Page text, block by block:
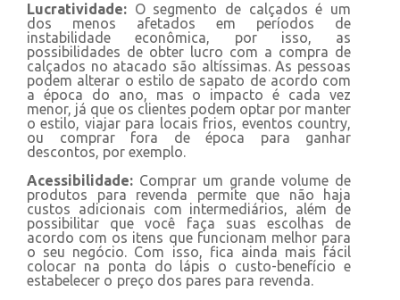
Lucratividade: O segmento de calçados é um
dos menos afetados em períodos de
instabilidade econômica, por isso, as
possibilidades de obter lucro com a compra de
calçados no atacado são altíssimas. As pessoas
podem alterar o estilo de sapato de acordo com
a época do ano, mas o impacto é cada vez
menor, já que os clientes podem optar por manter
o estilo, viajar para locais frios, eventos country,
ou comprar fora de época para ganhar
descontos, por exemplo.
Acessibilidade: Comprar um grande volume de
produtos para revenda permite que não haja
custos adicionais com intermediários, além de
possibilitar que você faça suas escolhas de
acordo com os itens que funcionam melhor para
o seu negócio. Com isso, fica ainda mais fácil
colocar na ponta do lápis o custo-benefício e
estabelecer o preço dos pares para revenda.